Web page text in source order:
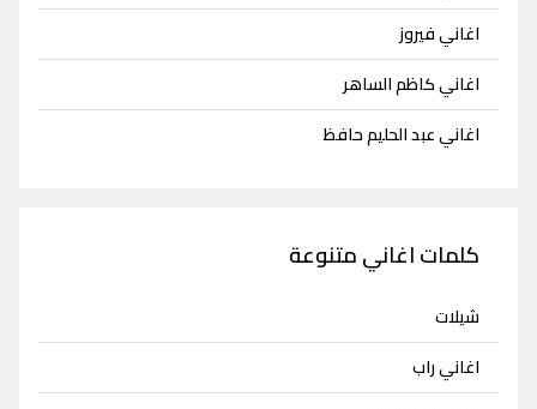
اغاني فيروز
اغاني كاظم الساهر
اغاني عبد الحليم حافظ
كلمات اغاني متنوعة
شيلات
اغاني راب